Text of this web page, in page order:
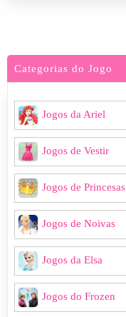
Categorias do Jogo
Jogos da Ariel
Jogos de Vestir
Jogos de Princesas
Jogos de Noivas
Jogos da Elsa
Jogos do Frozen